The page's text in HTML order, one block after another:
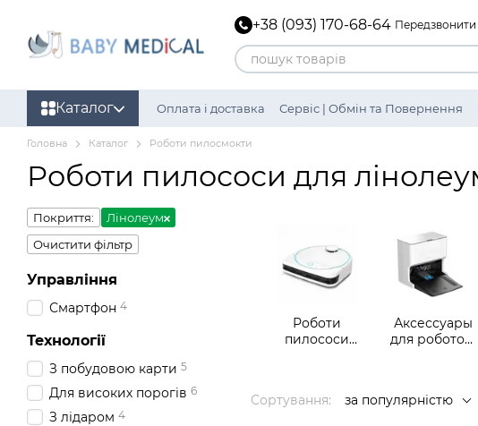
+38 (093) 170-68-64 Передзвонити
Каталог Оплата і доставка Сервіс | Обмін та Повернення
Головна Каталог Роботи пилосмокти
Роботи пилососи для
Роботи
пилососи
Аксессуары
для роботов-
Сортування:
за популярністю
Покриття:
Лінолеум
Очистити фільтр
Управління
Смартфон 4
Технології
З побудовою карти 5
Для високих порогів 6
З лідаром 4